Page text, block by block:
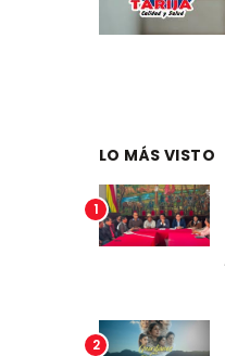
LO MÁS VISTO
1
2